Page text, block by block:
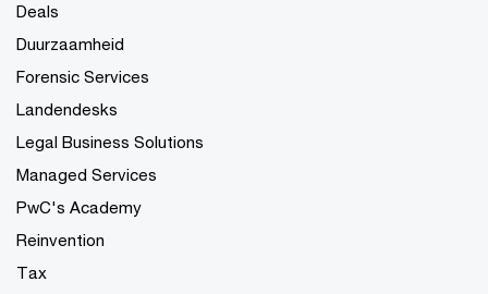
Deals
Duurzaamheid
Forensic Services
Landendesks
Legal Business Solutions
Managed Services
PwC's Academy
Reinvention
Tax